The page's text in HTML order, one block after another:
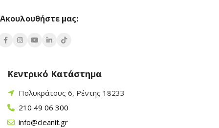
Ακουλουθήστε μας:
Κεντρικό Κατάστημα
Πολυκράτους 6, Ρέντης 18233
210 49 06 300
info@cleanit.gr